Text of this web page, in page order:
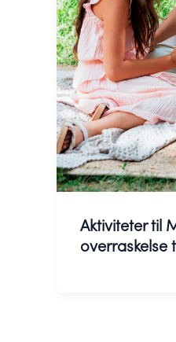
Aktiviteter til
overraskelse